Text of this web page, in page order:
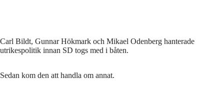
Carl Bildt, Gunnar Hökmark och Mikael Odenberg hanterade
utrikespolitik innan SD togs med i båten.
Sedan kom den att handla om annat.